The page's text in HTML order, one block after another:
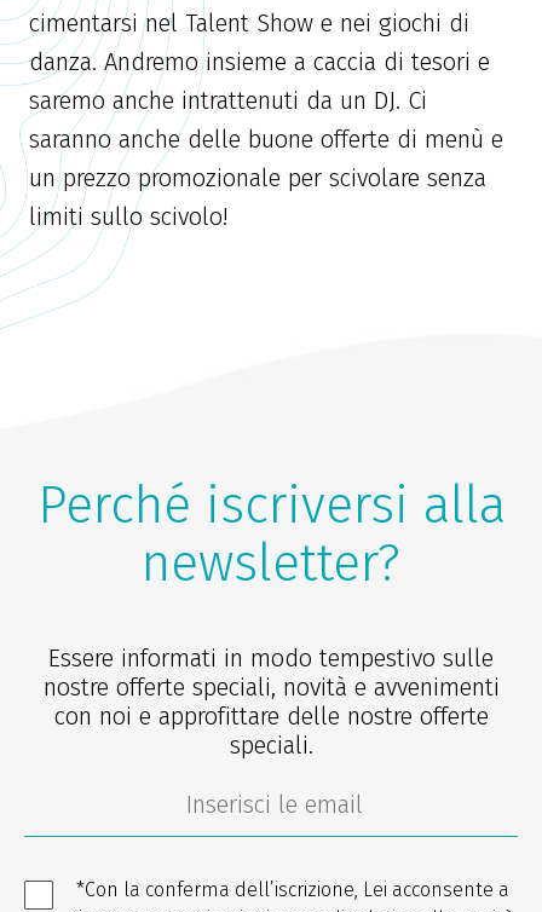
cimentarsi nel Talent Show e nei giochi di
danza. Andremo insieme a caccia di tesori e
saremo anche intrattenuti da un DJ. Ci
saranno anche delle buone offerte di menù e
un prezzo promozionale per scivolare senza
limiti sullo scivolo!
Perché iscriversi alla
newsletter?
Essere informati in modo tempestivo sulle
nostre offerte speciali, novità e avvenimenti
con noi e approfittare delle nostre offerte
speciali.
*Con la conferma dell’iscrizione, Lei acconsente a